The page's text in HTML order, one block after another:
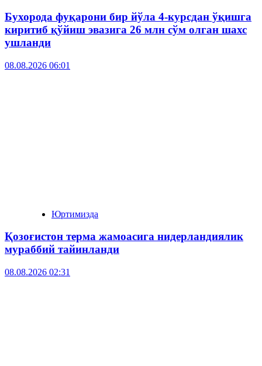
Бухорода фуқарони бир йўла 4-курсдан ўқишга
киритиб қўйиш эвазига 26 млн сўм олган шахс
ушланди
08.08.2026 06:01
Юртимизда
Қозоғистон терма жамоасига нидерландиялик
мураббий тайинланди
08.08.2026 02:31